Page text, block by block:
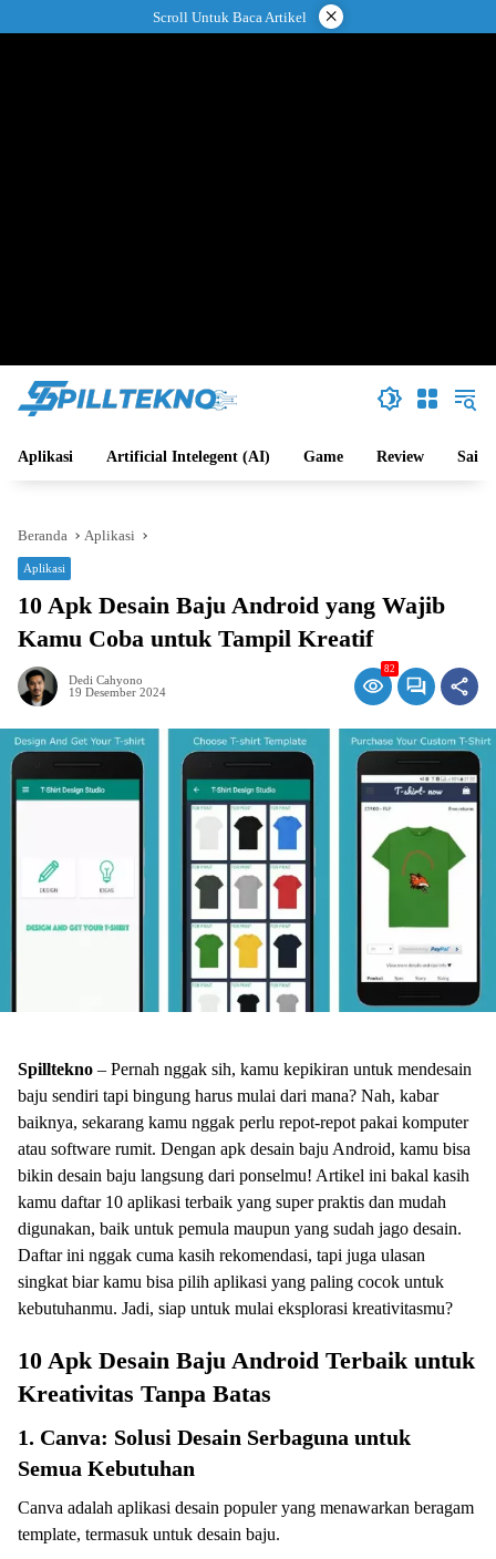
ke
Scroll Untuk Baca Artikel ×
Aplikasi Artificial Intelegent (AI) Game Review Sains
Beranda Aplikasi
Aplikasi
10 Apk Desain Baju Android yang Wajib
Kamu Coba untuk Tampil Kreatif
Dedi Cahyono
19 Desember 2024
82
Spilltekno – Pernah nggak sih, kamu kepikiran untuk mendesain
baju sendiri tapi bingung harus mulai dari mana? Nah, kabar
baiknya, sekarang kamu nggak perlu repot-repot pakai komputer
atau software rumit. Dengan apk desain baju Android, kamu bisa
bikin desain baju langsung dari ponselmu! Artikel ini bakal kasih
kamu daftar 10 aplikasi terbaik yang super praktis dan mudah
digunakan, baik untuk pemula maupun yang sudah jago desain.
Daftar ini nggak cuma kasih rekomendasi, tapi juga ulasan
singkat biar kamu bisa pilih aplikasi yang paling cocok untuk
kebutuhanmu. Jadi, siap untuk mulai eksplorasi kreativitasmu?
10 Apk Desain Baju Android Terbaik untuk
Kreativitas Tanpa Batas
1. Canva: Solusi Desain Serbaguna untuk
Semua Kebutuhan
Canva adalah aplikasi desain populer yang menawarkan beragam
template, termasuk untuk desain baju.